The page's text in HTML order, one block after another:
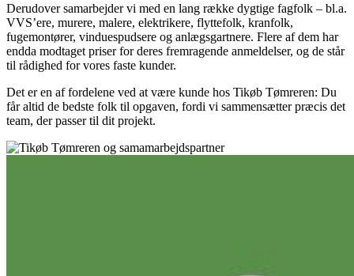
Derudover samarbejder vi med en lang række dygtige fagfolk – bl.a.
VVS’ere, murere, malere, elektrikere, flyttefolk, kranfolk,
fugemontører, vinduespudsere og anlægsgartnere. Flere af dem har
endda modtaget priser for deres fremragende anmeldelser, og de står
til rådighed for vores faste kunder.
Det er en af fordelene ved at være kunde hos Tikøb Tømreren: Du
får altid de bedste folk til opgaven, fordi vi sammensætter præcis det
team, der passer til dit projekt.